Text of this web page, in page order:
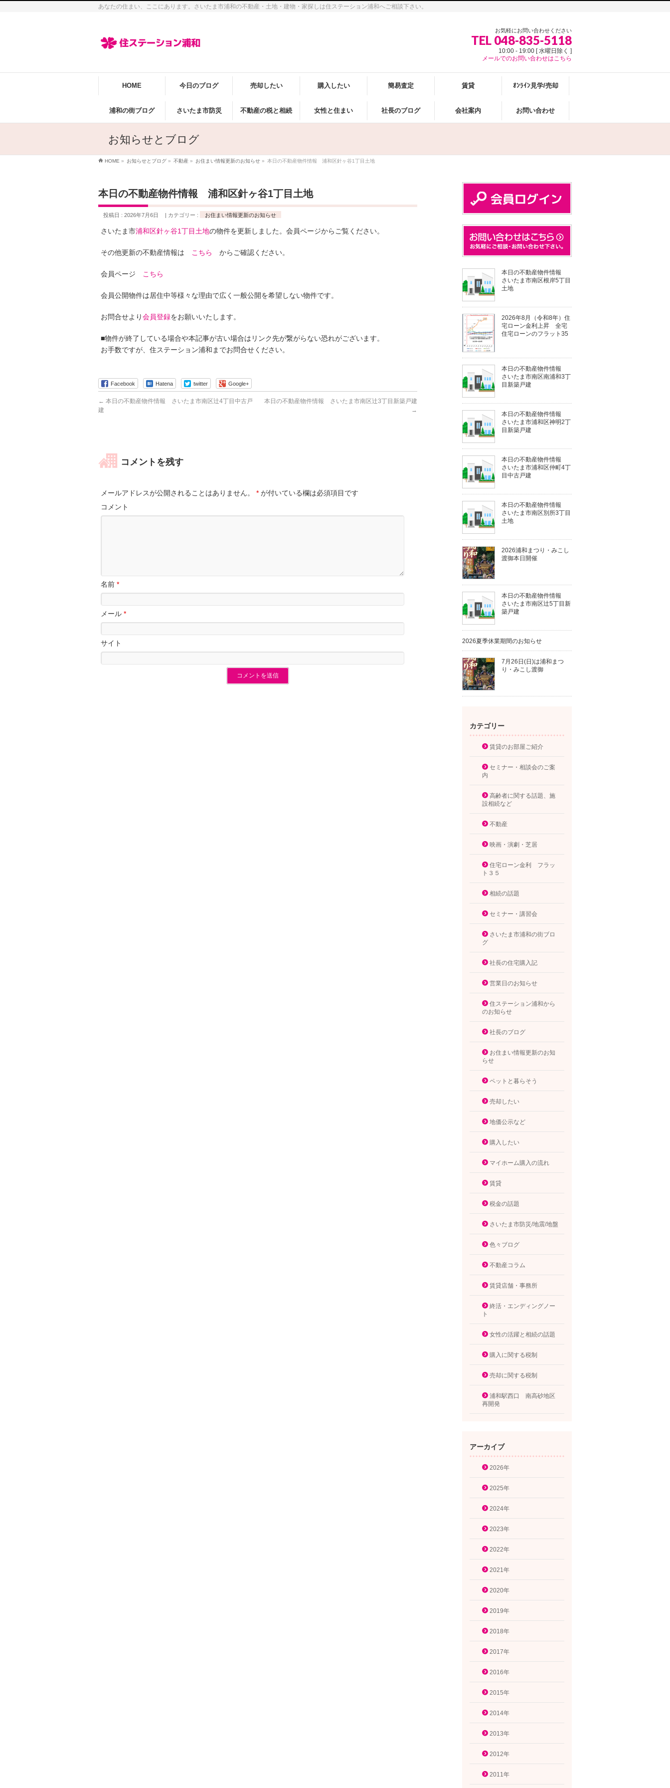
あなたの住まい、ここにあります。さいたま市浦和の不動産・土地・建物・家探しは住ステーション浦和へご相談下さい。
お気軽にお問い合わせください
TEL 048-835-5118
10:00 - 19:00 [ 水曜日除く ]
メールでのお問い合わせはこちら
HOME 今日のブログ 売却したい 購入したい 簡易査定 賃貸 ｵﾝﾗｲﾝ見学/売却
浦和の街ブログ さいたま市防災 不動産の税と相続 女性と住まい 社長のブログ 会社案内 お問い合わせ
お知らせとブログ
HOME » お知らせとブログ » 不動産 » お住まい情報更新のお知らせ » 本日の不動産物件情報 浦和区針ヶ谷1丁目土地
本日の不動産物件情報 浦和区針ヶ谷1丁目土地
投稿日 : 2026年7月6日 カテゴリー : お住まい情報更新のお知らせ
さいたま市浦和区針ヶ谷1丁目土地の物件を更新しました。会員ページからご覧ください。
その他更新の不動産情報は こちら からご確認ください。
会員ページ こちら
会員公開物件は居住中等様々な理由で広く一般公開を希望しない物件です。
お問合せより会員登録をお願いいたします。
■物件が終了している場合や本記事が古い場合はリンク先が繋がらない恐れがございます。
お手数ですが、住ステーション浦和までお問合せください。
Facebook Hatena twitter Google+
← 本日の不動産物件情報 さいたま市南区辻4丁目中古戸
建
本日の不動産物件情報 さいたま市南区辻3丁目新築戸建
→
コメントを残す
メールアドレスが公開されることはありません。 * が付いている欄は必須項目です
コメント
名前 *
メール *
サイト
本日の不動産物件情報
さいたま市南区根岸5丁目
土地
2026年8月（令和8年）住
宅ローン金利上昇 全宅
住宅ローンのフラット35
本日の不動産物件情報
さいたま市南区南浦和3丁
目新築戸建
本日の不動産物件情報
さいたま市浦和区神明2丁
目新築戸建
本日の不動産物件情報
さいたま市浦和区仲町4丁
目中古戸建
本日の不動産物件情報
さいたま市南区別所3丁目
土地
2026浦和まつり・みこし
渡御本日開催
本日の不動産物件情報
さいたま市南区辻5丁目新
築戸建
2026夏季休業期間のお知らせ
7月26日(日)は浦和まつ
り・みこし渡御
カテゴリー
賃貸のお部屋ご紹介
セミナー・相談会のご案
内
高齢者に関する話題、施
設相続など
不動産
映画・演劇・芝居
住宅ローン金利 フラッ
ト３５
相続の話題
セミナー・講習会
さいたま市浦和の街ブロ
グ
社長の住宅購入記
営業日のお知らせ
住ステーション浦和から
のお知らせ
社長のブログ
お住まい情報更新のお知
らせ
ペットと暮らそう
売却したい
地価公示など
購入したい
マイホーム購入の流れ
賃貸
税金の話題
さいたま市防災/地震/地盤
色々ブログ
不動産コラム
賃貸店舗・事務所
終活・エンディングノー
ト
女性の活躍と相続の話題
購入に関する税制
売却に関する税制
浦和駅西口 南高砂地区
再開発
アーカイブ
2026年
2025年
2024年
2023年
2022年
2021年
2020年
2019年
2018年
2017年
2016年
2015年
2014年
2013年
2012年
2011年